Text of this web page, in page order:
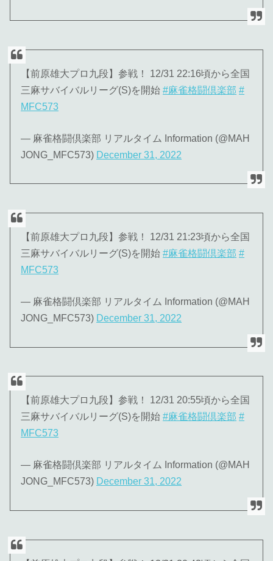
【前原雄大プロ九段】参戦！ 12/31 22:16頃から全国
三麻サバイバルリーグ(S)を開始#麻雀格闘倶楽部 #
MFC573
— 麻雀格闘倶楽部 リアルタイム Information (@MAH
JONG_MFC573) December 31, 2022
【前原雄大プロ九段】参戦！ 12/31 21:23頃から全国
三麻サバイバルリーグ(S)を開始#麻雀格闘倶楽部 #
MFC573
— 麻雀格闘倶楽部 リアルタイム Information (@MAH
JONG_MFC573) December 31, 2022
【前原雄大プロ九段】参戦！ 12/31 20:55頃から全国
三麻サバイバルリーグ(S)を開始#麻雀格闘倶楽部 #
MFC573
— 麻雀格闘倶楽部 リアルタイム Information (@MAH
JONG_MFC573) December 31, 2022